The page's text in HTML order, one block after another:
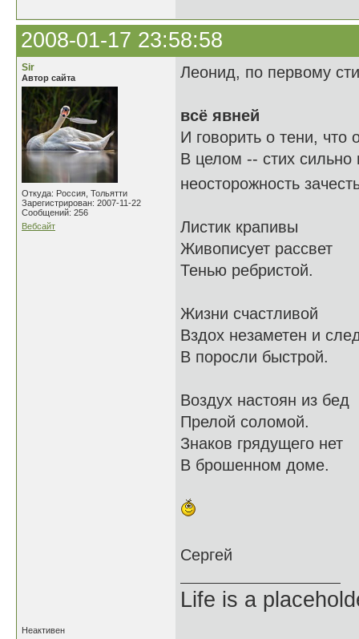
2008-01-17 23:58:58
Sir
Автор сайта
Откуда: Россия, Тольятти
Зарегистрирован: 2007-11-22
Сообщений: 256
Вебсайт
Леонид, по первому
всё явней
И говорить о тени, что
В целом -- стих
неосторожность
Листик крапивы
Живописует рассвет
Тенью ребристой.
Жизни счастливой
Вздох незаметен и
В поросли быстрой.
Воздух настоян из бед
Прелой соломой.
Знаков грядущего нет
В брошенном доме.
Сергей
Life is a
Неактивен